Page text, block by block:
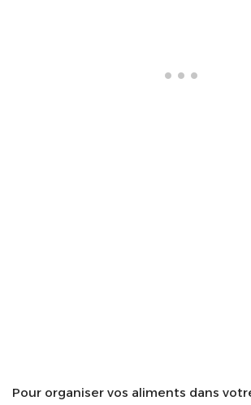
Pour organiser vos aliments dans